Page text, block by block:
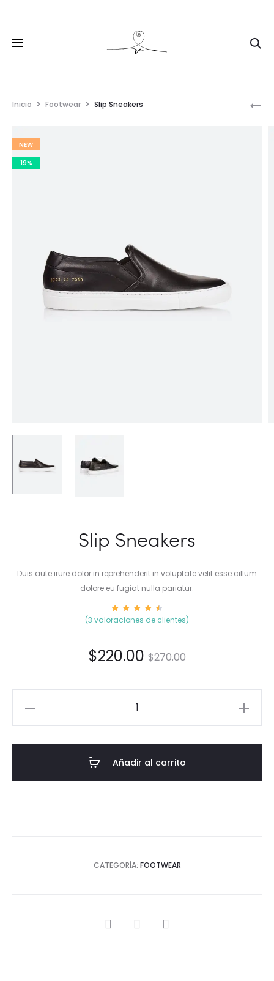
Inicio Footwear Slip Sneakers
NEW
19%
Slip Sneakers
Duis aute irure dolor in reprehenderit in voluptate velit esse cillum
dolore eu fugiat nulla pariatur.
Valora
do
en
puntua
(3 valoraciones de clientes)
$270.00
$220.00
Añadir al carrito
CATEGORÍA: FOOTWEAR